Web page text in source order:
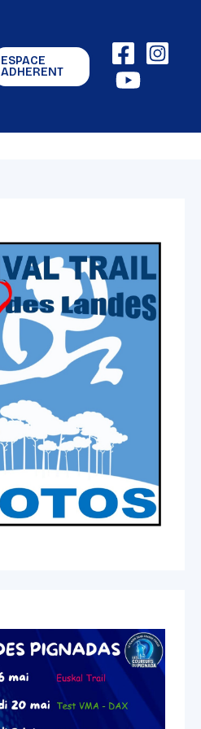
ESPACE
ADHERENT